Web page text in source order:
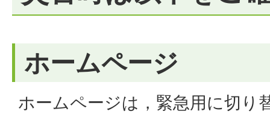
ホームページ
ホームページは，緊急用に切り